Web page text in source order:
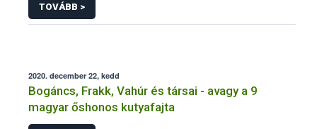
gyakorlásával összefüggő adatkezeléseihez
TOVÁBB >
2020. december 22, kedd
Bogáncs, Frakk, Vahúr és társai - avagy a 9
magyar őshonos kutyafajta